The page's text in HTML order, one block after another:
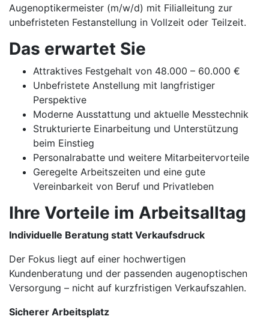
Augenoptikermeister (m/w/d) mit Filialleitung zur
unbefristeten Festanstellung in Vollzeit oder Teilzeit.
Das erwartet Sie
Attraktives Festgehalt von 48.000 – 60.000 €
Unbefristete Anstellung mit langfristiger
Perspektive
Moderne Ausstattung und aktuelle Messtechnik
Strukturierte Einarbeitung und Unterstützung
beim Einstieg
Personalrabatte und weitere Mitarbeitervorteile
Geregelte Arbeitszeiten und eine gute
Vereinbarkeit von Beruf und Privatleben
Ihre Vorteile im Arbeitsalltag
Individuelle Beratung statt Verkaufsdruck
Der Fokus liegt auf einer hochwertigen
Kundenberatung und der passenden augenoptischen
Versorgung – nicht auf kurzfristigen Verkaufszahlen.
Sicherer Arbeitsplatz